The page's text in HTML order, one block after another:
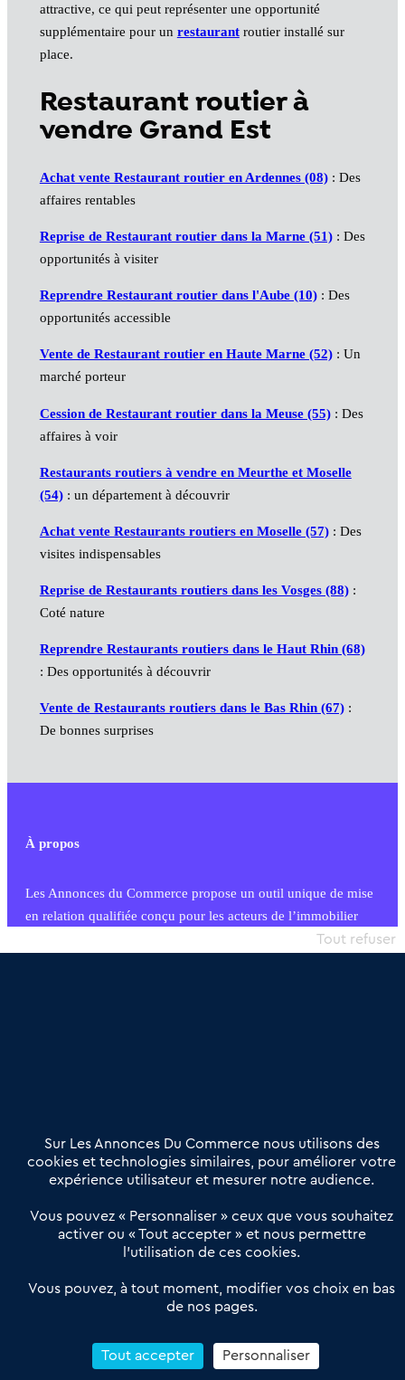
attractive, ce qui peut représenter une opportunité
supplémentaire pour un restaurantroutier installé sur
place.
Restaurant routier à
vendre Grand Est
Achat vente Restaurant routier en Ardennes (08): Des
affaires rentables
Reprise de Restaurant routier dans la Marne (51): Des
opportunités à visiter
Reprendre Restaurant routier dans l'Aube (10): Des
opportunités accessible
Vente de Restaurant routier en Haute Marne (52): Un
marché porteur
Cession de Restaurant routier dans la Meuse (55): Des
affaires à voir
Restaurants routiers à vendre en Meurthe et Moselle
(54): un département à découvrir
Achat vente Restaurants routiers en Moselle (57): Des
visites indispensables
Reprise de Restaurants routiers dans les Vosges (88):
Coté nature
Reprendre Restaurants routiers dans le Haut Rhin (68)
: Des opportunités à découvrir
Vente de Restaurants routiers dans le Bas Rhin (67):
De bonnes surprises
À propos
Les Annonces du Commerce propose un outil unique de mise
en relation qualifiée conçu pour les acteurs de l’immobilier
commercial et les collectivités territoriales, simple et intégrant
Offres Pro
Actualités
Qui sommes nous ?
Derniers articles
Réseau 3C : un partenaire national dédié aux transactions
Petitscommerces : Un partenariat au service du commerce de
proximité et des territoires
Reprendre un Restaurant Rapide
Sur Les Annonces Du Commerce nous utilisons des
cookies et technologies similaires, pour améliorer votre
expérience utilisateur et mesurer notre audience.
Vous pouvez « Personnaliser » ceux que vous souhaitez
activer ou « Tout accepter » et nous permettre
l’utilisation de ces cookies.
Vous pouvez, à tout moment, modifier vos choix en bas
de nos pages.
Tout accepter
Tout refuser
Personnaliser